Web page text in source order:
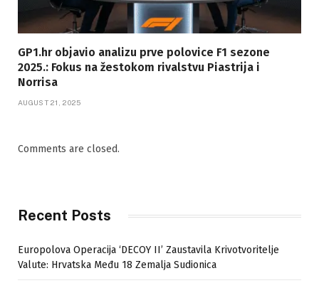
GP1.hr objavio analizu prve polovice F1 sezone
2025.: Fokus na žestokom rivalstvu Piastrija i
Norrisa
AUGUST 21, 2025
Comments are closed.
Recent Posts
Europolova Operacija ‘DECOY II’ Zaustavila Krivotvoritelje
Valute: Hrvatska Među 18 Zemalja Sudionica